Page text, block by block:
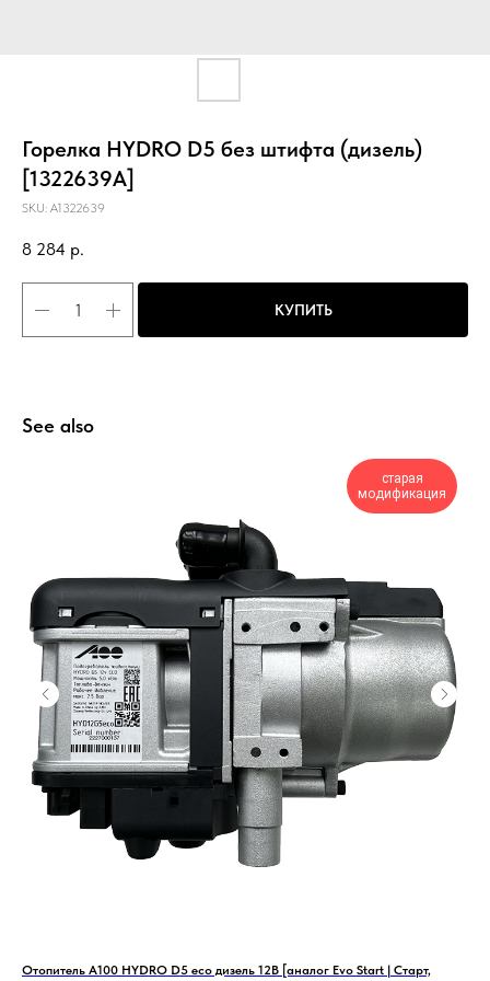
Горелка HYDRO D5 без штифта (дизель)
[1322639A]
SKU: A1322639
8 284 р.
КУПИТЬ
See also
старая
модификация
Отопитель А100 HYDRO D5 eco дизель 12В [аналог Evo Start | Старт,